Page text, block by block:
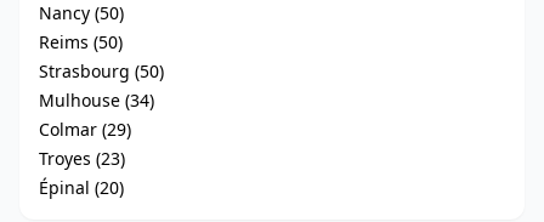
Nancy (50)
Reims (50)
Strasbourg (50)
Mulhouse (34)
Colmar (29)
Troyes (23)
Épinal (20)